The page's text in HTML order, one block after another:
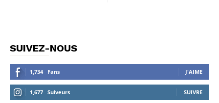
SUIVEZ-NOUS
1,734 Fans J'AIME
1,677 Suiveurs SUIVRE